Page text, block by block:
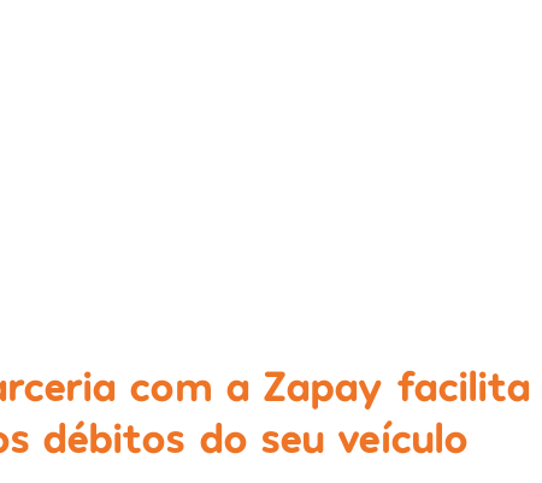
com a Zapay
débitos do seu veículo